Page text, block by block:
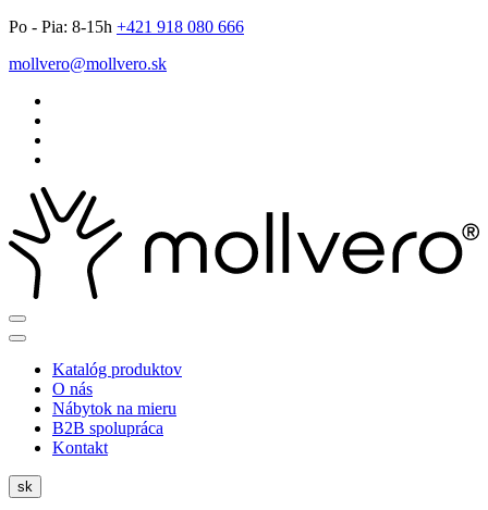
Po - Pia: 8-15h 666 080 819 124+
ks.orevllom@orevllom
Katalóg produktov
O nás
Nábytok na mieru
B2B spolupráca
Kontakt
sk